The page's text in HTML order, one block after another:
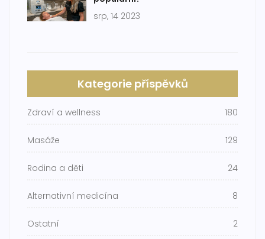
srp, 14 2023
Kategorie příspěvků
Zdraví a wellness 180
Masáže 129
Rodina a děti 24
Alternativní medicína 8
Ostatní 2